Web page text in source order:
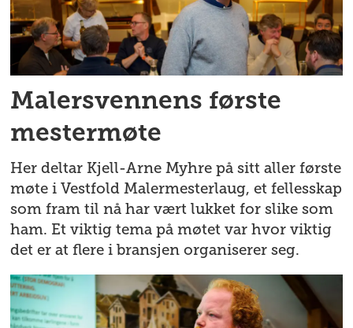
Malersvennens første
mestermøte
Her deltar Kjell-Arne Myhre på sitt aller første
møte i Vestfold Malermesterlaug, et fellesskap
som fram til nå har vært lukket for slike som
ham. Et viktig tema på møtet var hvor viktig
det er at flere i bransjen organiserer seg.